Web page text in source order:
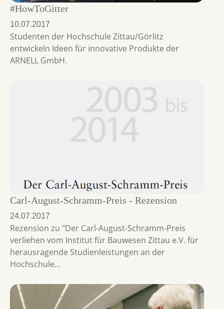
#HowToGitter
10.07.2017
Studenten der Hochschule Zittau/Görlitz
entwickeln Ideen für innovative Produkte der
ARNELL GmbH.
Carl-August-Schramm-Preis - Rezension
24.07.2017
Rezension zu "Der Carl-August-Schramm-Preis
verliehen vom Institut für Bauwesen Zittau e.V. für
herausragende Studienleistungen an der
Hochschule…